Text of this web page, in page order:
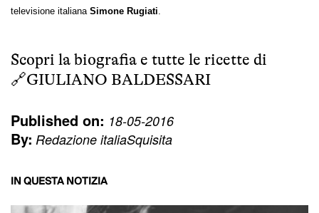
televisione italiana Simone Rugiati
Scopri la biografia e tutte le ricette di
🔗GIULIANO BALDESSARI
Published on: 18-05-2016
By: Redazione italiaSquisita
IN QUESTA NOTIZIA